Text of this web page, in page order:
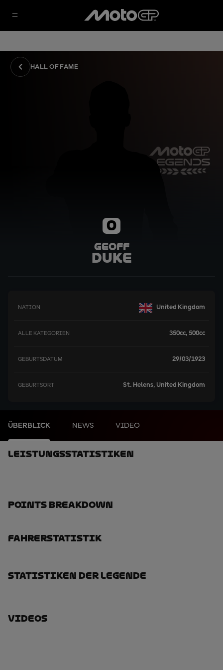
HALL OF FAME
0
Geoff
Duke
NATION United Kingdom
ALLE KATEGORIEN 350cc, 500cc
GEBURTSDATUM 29/03/1923
GEBURTSORT St. Helens, United Kingdom
ÜBERBLICK NEWS VIDEO
Leistungsstatistiken
Points Breakdown
Fahrerstatistik
Statistiken Der Legende
Videos